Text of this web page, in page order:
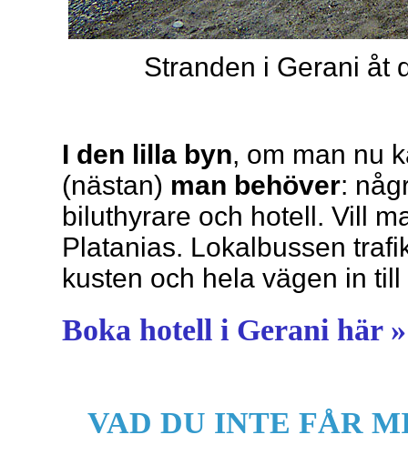
Stranden i Gerani åt
I den lilla byn, om man nu
(nästan) man behöver:
biluthyrare och hotell. Vill
Platanias. Lokalbussen
kusten och hela vägen in till
Boka hotell i Gerani här »
VAD DU INTE FÅR